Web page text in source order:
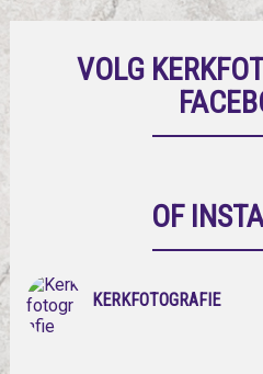
VOLG
OF
KERKFOTOGRAFIE